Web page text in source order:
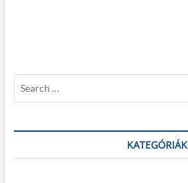
z
é
s
n
s
:
:
KATEGÓRIÁK